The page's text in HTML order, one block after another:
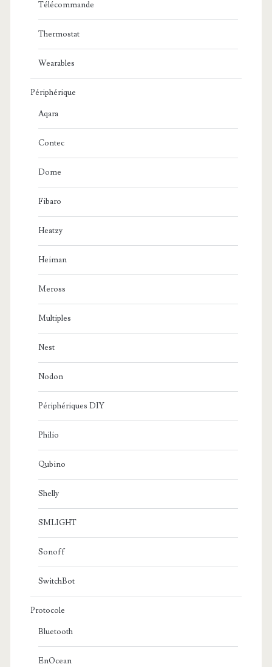
Télécommande
Thermostat
Wearables
Périphérique
Aqara
Contec
Dome
Fibaro
Heatzy
Heiman
Meross
Multiples
Nest
Nodon
Périphériques DIY
Philio
Qubino
Shelly
SMLIGHT
Sonoff
SwitchBot
Protocole
Bluetooth
EnOcean